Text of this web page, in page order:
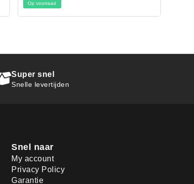
Op voorraad
Super snel
Snelle levertijden
Snel naar
My account
Privacy Policy
Garantie